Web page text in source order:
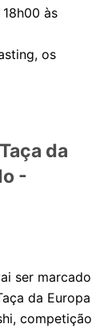
às
os
da
-
ser marcado
da Europa
competição